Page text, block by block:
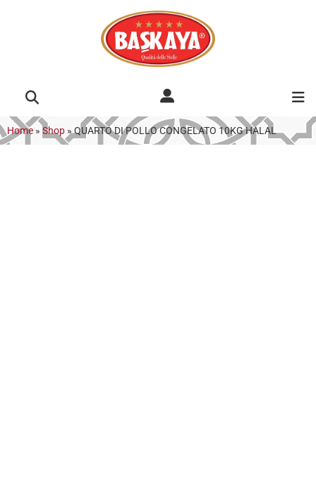
Home » Shop »QUARTO DI POLLO CONGELATO 10KG HALAL